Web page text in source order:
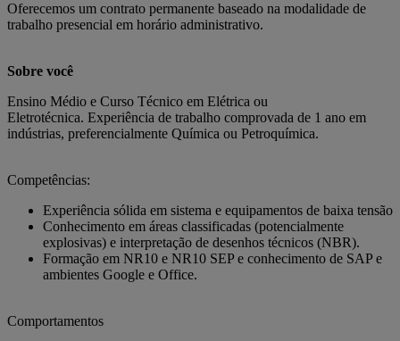
Oferecemos um contrato permanente baseado na modalidade de
trabalho presencial em horário administrativo.
Sobre você
Ensino Médio e Curso Técnico em Elétrica ou
Eletrotécnica. Experiência de trabalho comprovada de 1 ano em
indústrias, preferencialmente Química ou Petroquímica.
Competências:
Experiência sólida em sistema e equipamentos de baixa tensão
Conhecimento em áreas classificadas (potencialmente
explosivas) e interpretação de desenhos técnicos (NBR).
Formação em NR10 e NR10 SEP e conhecimento de SAP e
ambientes Google e Office.
Comportamentos